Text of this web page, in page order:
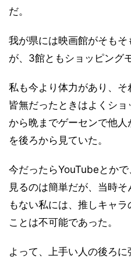
だ。
我が県には映画館がそも
が、3館ともショッピング
私も今より体力があり、
皆無だったときはよくシ
から晩までゲーセンで他
を後ろから見ていた。
今だったらYouTubeとか
見るのは簡単だが、当時
もない私には、推しキャ
ことは不可能であった。
よって、上手い人の後ろ